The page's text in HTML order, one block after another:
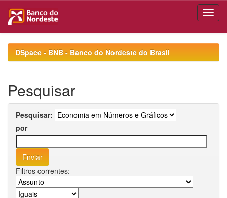
navigationDSpace - BNB - Banco do Nordeste do Brasil
Pesquisar
Pesquisar:
por
Filtros correntes: